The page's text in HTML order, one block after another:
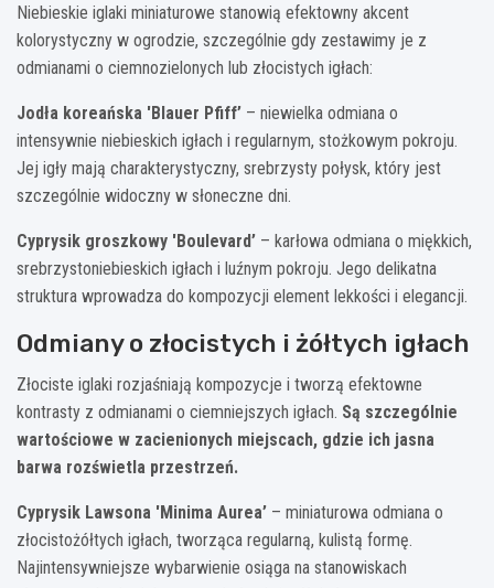
Niebieskie iglaki miniaturowe stanowią efektowny akcent
kolorystyczny w ogrodzie, szczególnie gdy zestawimy je z
odmianami o ciemnozielonych lub złocistych igłach:
Jodła koreańska 'Blauer Pfiff’ – niewielka odmiana o
intensywnie niebieskich igłach i regularnym, stożkowym pokroju.
Jej igły mają charakterystyczny, srebrzysty połysk, który jest
szczególnie widoczny w słoneczne dni.
Cyprysik groszkowy 'Boulevard’ – karłowa odmiana o miękkich,
srebrzystoniebieskich igłach i luźnym pokroju. Jego delikatna
struktura wprowadza do kompozycji element lekkości i elegancji.
Odmiany o złocistych i żółtych igłach
Złociste iglaki rozjaśniają kompozycje i tworzą efektowne
kontrasty z odmianami o ciemniejszych igłach. Są szczególnie
wartościowe w zacienionych miejscach, gdzie ich jasna
barwa rozświetla przestrzeń.
Cyprysik Lawsona 'Minima Aurea’ – miniaturowa odmiana o
złocistożółtych igłach, tworząca regularną, kulistą formę.
Najintensywniejsze wybarwienie osiąga na stanowiskach